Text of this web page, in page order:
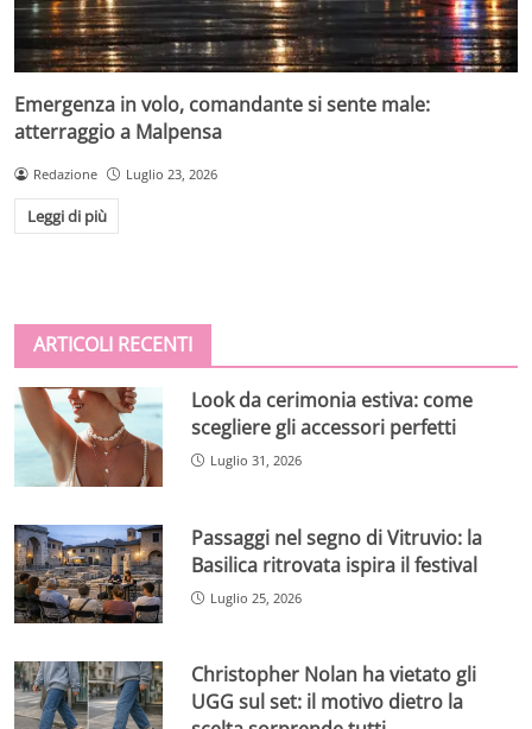
Emergenza in volo, comandante si sente male:
atterraggio a Malpensa
Redazione Luglio 23, 2026
Leggi di più
ARTICOLI RECENTI
Look da cerimonia estiva: come
scegliere gli accessori perfetti
Luglio 31, 2026
Passaggi nel segno di Vitruvio: la
Basilica ritrovata ispira il festival
Luglio 25, 2026
Christopher Nolan ha vietato gli
UGG sul set: il motivo dietro la